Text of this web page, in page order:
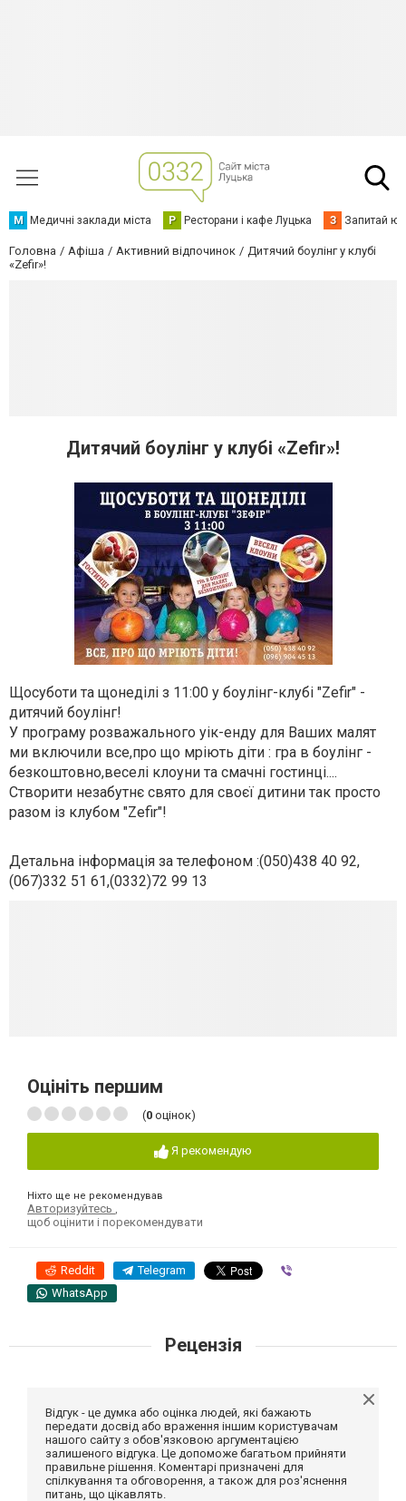
М Медичні заклади міста Р Ресторани і кафе Луцька З Запитай
Головна Афіша Активний відпочинок
Дитячий боулінг у клубі
«Zefir»!
Дитячий боулінг у клубі «Zefir»!
Щосуботи та щонеділі з 11:00 у боулінг-клубі "Zefir" -
дитячий боулінг!
У програму розважального уік-енду для Ваших малят
ми включили все,про що мріють діти : гра в боулінг -
безкоштовно,веселі клоуни та смачні гостинці....
Створити незабутнє свято для своєї дитини так просто
разом із клубом "Zefir"!
Детальна інформація за телефоном :(050)438 40 92,
(067)332 51 61,(0332)72 99 13
Оцініть першим
(0 оцінок)
Я рекомендую
Ніхто ще не рекомендував
Авторизуйтесь
щоб оцінити і порекомендувати
Reddit Telegram
WhatsApp
Рецензія
Відгук - це думка або оцінка людей, які бажають
передати досвід або враження іншим користувачам
нашого сайту з обов'язковою аргументацією
залишеного відгука. Це допоможе багатьом прийняти
правильне рішення. Коментарі призначені для
спілкування та обговорення, а також для роз'яснення
питань, що цікавлять.